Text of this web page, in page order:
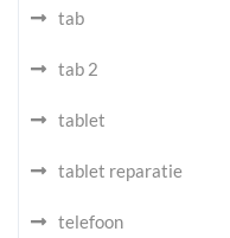
tab
tab 2
tablet
tablet reparatie
telefoon